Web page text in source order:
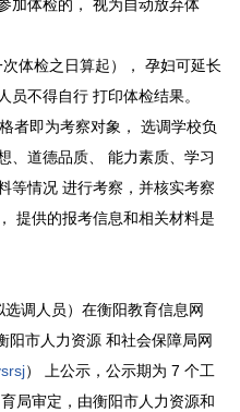
加体检的， 视为自动放弃体
体检之日算起）， 孕妇可延长
员不得自行 打印体检结果。
者即为考察对象， 选调学校负
、道德品质、 能力素质、学习
等情况 进行考察，并核实考察
提供的报考信息和相关材料是
调人员）在衡阳教育信息网
阳市人力资源 和社会保障局网
） 上公示，公示期为 7 个工
局审定，由衡阳市人力资源和